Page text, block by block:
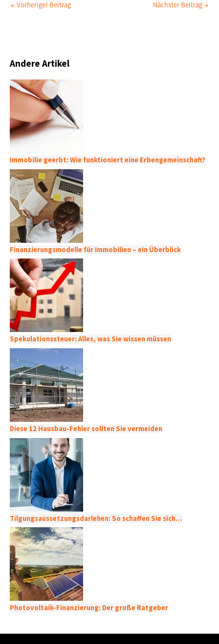
←Vorheriger Beitrag Nächster Beitrag→
Andere Artikel
Immobilie geerbt: Wie funktioniert eine Erbengemeinschaft?
Finanzierungsmodelle für Immobilien – ein Überblick
Spekulationssteuer: Alles, was Sie wissen müssen
Diese 12 Hausbau-Fehler sollten Sie vermeiden
Tilgungsaussetzungsdarlehen: So schaffen Sie sich…
Photovoltaik-Finanzierung: Der große Ratgeber